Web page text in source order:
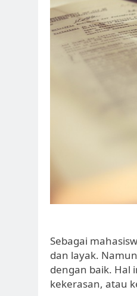
Sebagai
dan layak.
dengan baik. Hal
kekerasan, atau